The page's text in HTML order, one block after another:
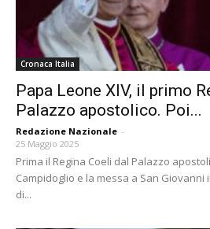
Cronaca Italia
Papa Leone XIV, il primo
Palazzo apostolico. Poi...
Redazione Nazionale -
25 Maggio 2025
Prima il Regina Coeli dal Palazzo
Campidoglio e la messa a San
di...